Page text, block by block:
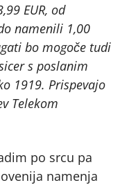
EUR, od
namenili 1,00
bo mogoče tudi
s poslanim
1919. Prispevajo
Telekom
po srcu pa
namenja